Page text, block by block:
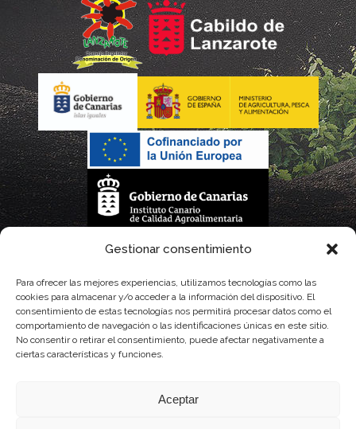
Gestionar consentimiento
Para ofrecer las mejores experiencias, utilizamos tecnologías como las
cookies para almacenar y/o acceder a la información del dispositivo. El
consentimiento de estas tecnologías nos permitirá procesar datos como el
comportamiento de navegación o las identificaciones únicas en este sitio.
No consentir o retirar el consentimiento, puede afectar negativamente a
ciertas características y funciones.
Aceptar
La gestión de la DOP Lanzarote realizada por este Consejo Regulador es financiada,
con fondos provenientes del presupuesto de gastos del Instituto Canario de
Calidad Agroalimentaria